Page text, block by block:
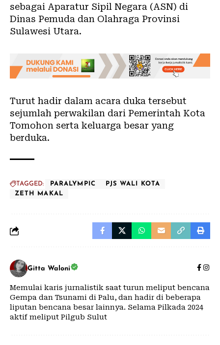
sebagai Aparatur Sipil Negara (ASN) di
Dinas Pemuda dan Olahraga Provinsi
Sulawesi Utara.
Turut hadir dalam acara duka tersebut
sejumlah perwakilan dari Pemerintah Kota
Tomohon serta keluarga besar yang
berduka.
TAGGED: PARALYMPIC
PJS WALI KOTA
ZETH MAKAL
Gitta Waloni
Memulai karis jurnalistik saat turun meliput bencana
Gempa dan Tsunami di Palu, dan hadir di beberapa
liputan bencana besar lainnya. Selama Pilkada 2024
aktif meliput Pilgub Sulut